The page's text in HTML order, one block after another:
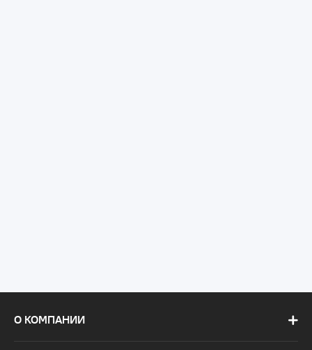
О КОМПАНИИ